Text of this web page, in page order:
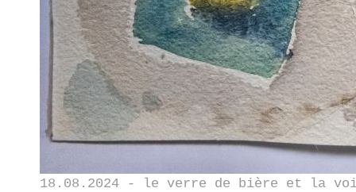
18.08.2024 - le verre de bière et la